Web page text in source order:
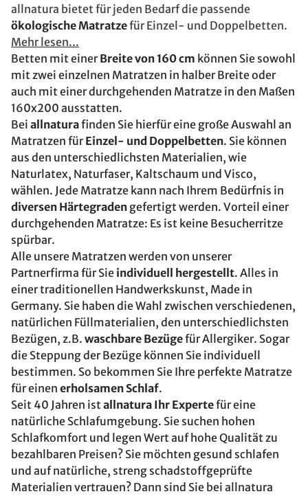
allnatura bietet für jeden Bedarf die passende
ökologische Matratzefür Einzel- und Doppelbetten.
Mehr lesen...
Betten mit einerBreite von 160 cm können Sie sowohl
mit zwei einzelnen Matratzen in halber Breite oder
auch mit einer durchgehenden Matratze in den Maßen
160x200 ausstatten.
Bei allnaturafinden Sie hierfür eine große Auswahl an
Matratzen fürEinzel- und Doppelbetten. Sie können
aus den unterschiedlichsten Materialien, wie
Naturlatex, Naturfaser, Kaltschaum und Visco,
wählen. Jede Matratze kann nach Ihrem Bedürfnis in
diversen Härtegraden gefertigt werden. Vorteil einer
durchgehenden Matratze: Es ist keine Besucherritze
spürbar.
Alle unsere Matratzen werden von unserer
Partnerfirma für Sie individuell hergestellt. Alles in
einer traditionellen Handwerkskunst, Made in
Germany. Sie haben die Wahl zwischen verschiedenen,
natürlichen Füllmaterialien, den unterschiedlichsten
Bezügen, z.B. waschbare Bezügefür Allergiker. Sogar
die Steppung der Bezüge können Sie individuell
bestimmen. So bekommen Sie Ihre perfekte Matratze
für einen erholsamen Schlaf.
Seit 40 Jahren istallnatura Ihr Expertefür eine
natürliche Schlafumgebung. Sie suchen hohen
Schlafkomfort und legen Wert auf hohe Qualität zu
bezahlbaren Preisen? Sie möchten gesund schlafen
und auf natürliche, streng schadstoffgeprüfte
Materialien vertrauen? Dann sind Sie bei allnatura